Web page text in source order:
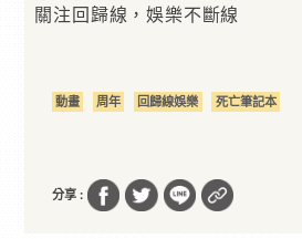
關注回歸線，娛樂不斷線
動畫 周年 回歸線娛樂 死亡筆記本
分享 :